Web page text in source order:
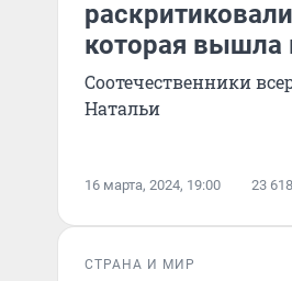
которая
Соотечественники
Натальи
16 марта, 2024, 19:00 23 618
СТРАНА И МИР